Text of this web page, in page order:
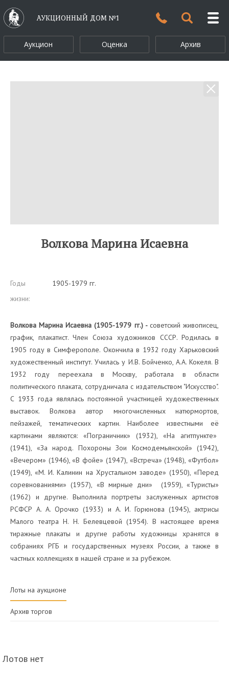
АУКЦИОННЫЙ ДОМ №1
Аукцион Оценка Архив
Волкова Марина Исаевна
Годы
жизни:
1905-1979 гг.
Волкова Марина Исаевна (1905-1979 гг.) - советский живописец,
график, плакатист. Член Союза художников СССР. Родилась в
1905 году в Симферополе. Окончила в 1932 году Харьковский
художественный институт. Училась у И.В. Бойченко, А.А. Кокеля. В
1932 году переехала в Москву, работала в области
политического плаката, сотрудничала с издательством "Искусство".
С 1933 года являлась постоянной участницей художественных
выставок. Волкова автор многочисленных натюрмортов,
пейзажей, тематических картин. Наиболее известными её
картинами являются: «Пограничник» (1932), «На агитпункте»
(1941), «За народ. Похороны Зои Космодемьянской» (1942),
«Вечером» (1946), «В фойе» (1947), «Встреча» (1948), «Футбол»
(1949), «М. И. Калинин на Хрустальном заводе» (1950), «Перед
соревнованиями» (1957), «В мирные дни» (1959), «Туристы»
(1962) и другие. Выполнила портреты заслуженных артистов
РСФСР А. А. Орочко (1933) и А. И. Горюнова (1945), актрисы
Малого театра Н. Н. Белевцевой (1954). В настоящее время
тиражные плакаты и другие работы художницы хранятся в
собраниях РГБ и государственных музеях России, а также в
частных коллекциях в нашей стране и за рубежом.
Лоты на аукционе
Архив торгов
Лотов нет